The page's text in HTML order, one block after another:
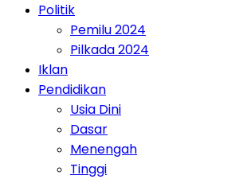
Politik
Pemilu 2024
Pilkada 2024
Iklan
Pendidikan
Usia Dini
Dasar
Menengah
Tinggi